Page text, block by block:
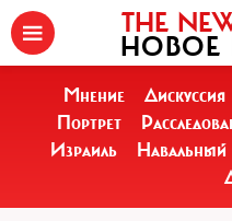
THE
НОВОЕ
Мнение Дискуссия
Портрет
Израиль
Навальный